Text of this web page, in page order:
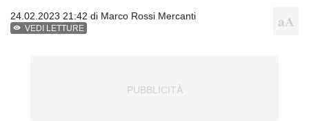
24.02.2023 21:42 di Marco Rossi Mercanti
VEDI LETTURE